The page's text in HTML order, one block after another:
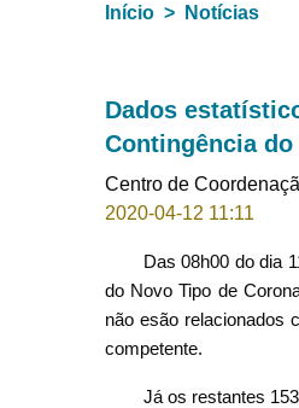
Início Notícias
Dados
Contingência
Centro de
2020-04-12 11:11
Das 08h00 do dia
do Novo Tipo de
não esão relacionados
competente.
Já os restantes